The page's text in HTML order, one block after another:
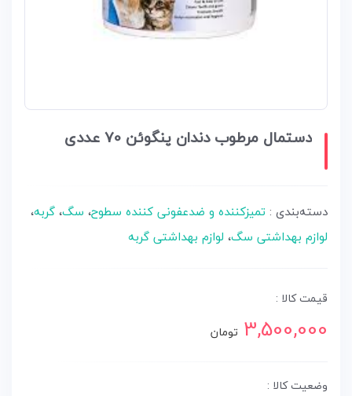
دستمال مرطوب دندان پنگوئن 70 عددی
دسته‌بندی : تمیزکننده و ضدعفونی کننده سطوح، سگ،گربه،
لوازم بهداشتی سگ، لوازم بهداشتی گربه
قیمت کالا :
3,500,000 تومان
وضعیت کالا :